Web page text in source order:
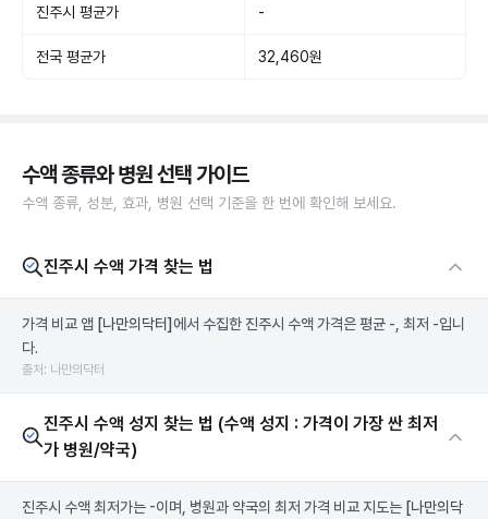
진주시 평균가 -
전국 평균가 32,460원
수액 종류와 병원 선택 가이드
수액 종류, 성분, 효과, 병원 선택 기준을 한 번에 확인해 보세요.
진주시 수액 가격 찾는 법
가격 비교 앱 [나만의닥터] 에서 수집한 진주시 수액 가격은 평균 -, 최저 -입니
다.
출처: 나만의닥터
진주시 수액 성지 찾는 법 (수액 성지 : 가격이 가장 싼 최저
가 병원/약국)
진주시 수액 최저가는 -이며, 병원과 약국의 최저 가격 비교 지도는 [나만의닥